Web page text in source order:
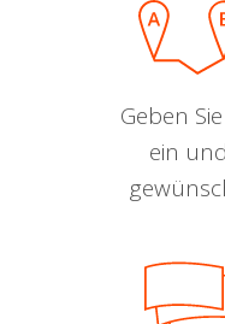
Geben
ein